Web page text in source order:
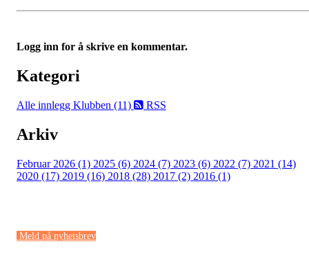
Logg inn for å skrive en kommentar.
Kategori
Alle innlegg Klubben (11) RSS
Arkiv
Februar 2026 (1) 2025 (6) 2024 (7) 2023 (6) 2022 (7) 2021 (14)
2020 (17) 2019 (16) 2018 (28) 2017 (2) 2016 (1)
Meld på nyhetsbrev